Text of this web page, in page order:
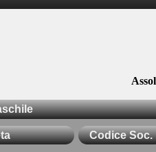
Codice Soc.